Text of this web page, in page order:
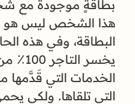
بطاقةٍ موجودة مع
هذا الشخص ليس هو
البطاقة، وفي هذه
يخسر
الخدمات التي قَدَّمها
التي تلقاها. ولكي